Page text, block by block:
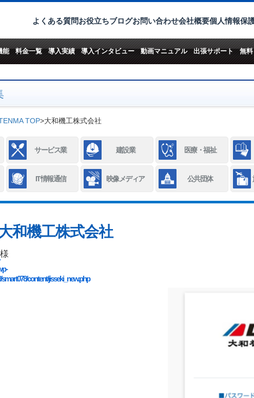
よくある質問お役立ちブログお問い合わせ会社概要個人情報保
能 料金一覧 導入実績 導入インタビュー 動画マニュアル 出張サポート 無
TOP>大和機工株式会社
サービス業 建設業 医療・福祉
IT情報通信 映像メディア 公共団体
content/jisseki_new.php
和機工株式会社
様